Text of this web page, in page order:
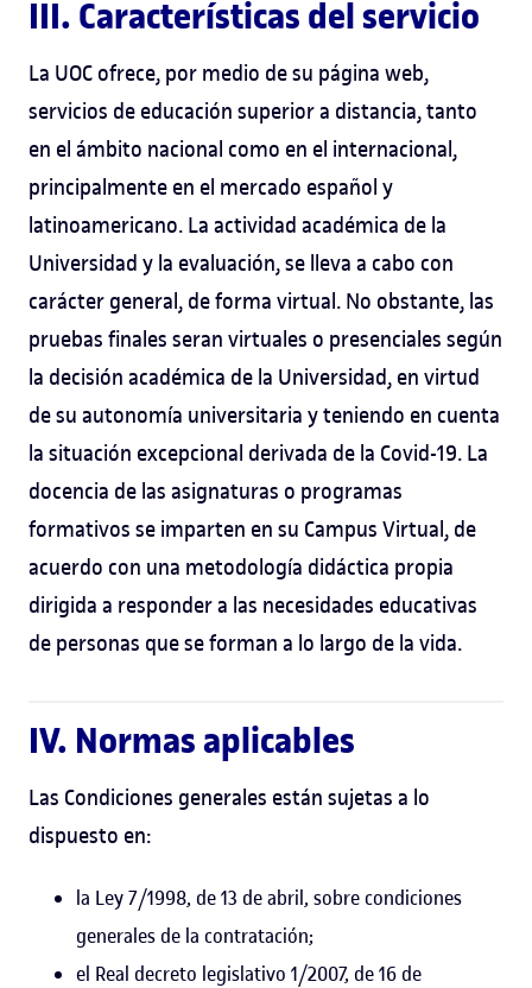
III. Características del servicio
La UOC ofrece, por medio de su página web,
servicios de educación superior a distancia, tanto
en el ámbito nacional como en el internacional,
principalmente en el mercado español y
latinoamericano. La actividad académica de la
Universidad y la evaluación, se lleva a cabo con
carácter general, de forma virtual. No obstante, las
pruebas finales seran virtuales o presenciales según
la decisión académica de la Universidad, en virtud
de su autonomía universitaria y teniendo en cuenta
la situación excepcional derivada de la Covid-19. La
docencia de las asignaturas o programas
formativos se imparten en su Campus Virtual, de
acuerdo con una metodología didáctica propia
dirigida a responder a las necesidades educativas
de personas que se forman a lo largo de la vida.
IV. Normas aplicables
Las Condiciones generales están sujetas a lo
dispuesto en:
la Ley 7/1998, de 13 de abril, sobre condiciones
generales de la contratación;
el Real decreto legislativo 1/2007, de 16 de